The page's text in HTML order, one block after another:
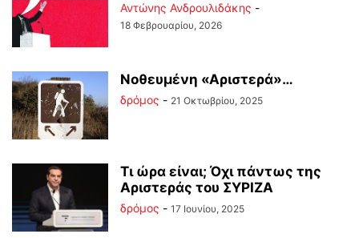
Αντώνης Ανδρουλιδάκης -
18 Φεβρουαρίου, 2026
Νοθευμένη «Αριστερά»…
δρόμος - 21 Οκτωβρίου, 2025
Τι ώρα είναι; Όχι πάντως της
Αριστεράς του ΣΥΡΙΖΑ
δρόμος - 17 Ιουνίου, 2025